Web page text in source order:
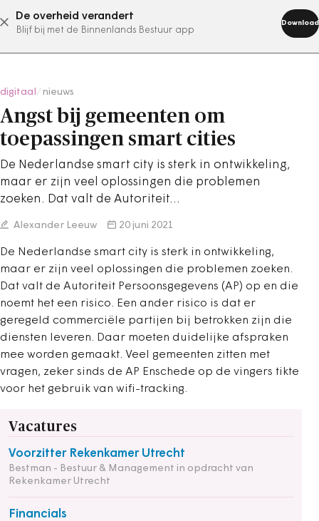
De overheid verandert
Blijf bij met de Binnenlands Bestuur app
Download
abonneer nu
digitaal nieuws
Angst bij gemeenten om
toepassingen smart cities
De Nederlandse smart city is sterk in ontwikkeling,
maar er zijn veel oplossingen die problemen
zoeken. Dat valt de Autoriteit…
Alexander Leeuw 20 juni 2021
De Nederlandse smart city is sterk in ontwikkeling,
maar er zijn veel oplossingen die problemen zoeken.
Dat valt de Autoriteit Persoonsgegevens (AP) op en die
noemt het een risico. Een ander risico is dat er
geregeld commerciële partijen bij betrokken zijn die
diensten leveren. Daar moeten duidelijke afspraken
mee worden gemaakt. Veel gemeenten zitten met
vragen, zeker sinds de AP Enschede op de vingers tikte
voor het gebruik van wifi-tracking.
Vacatures
Voorzitter Rekenkamer Utrecht
Bestman - Bestuur & Management in opdracht van
Rekenkamer Utrecht
Financials